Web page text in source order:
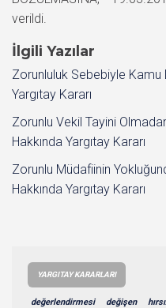
verildi.
İlgili Yazılar
Zorunluluk Sebebiyle Kamu
Yargıtay Kararı
Zorunlu Vekil Tayini
Hakkında Yargıtay Kararı
Zorunlu Müdafiinin
Hakkında Yargıtay Kararı
YARGITAY KARARLARI
değerlendirmesi değişen